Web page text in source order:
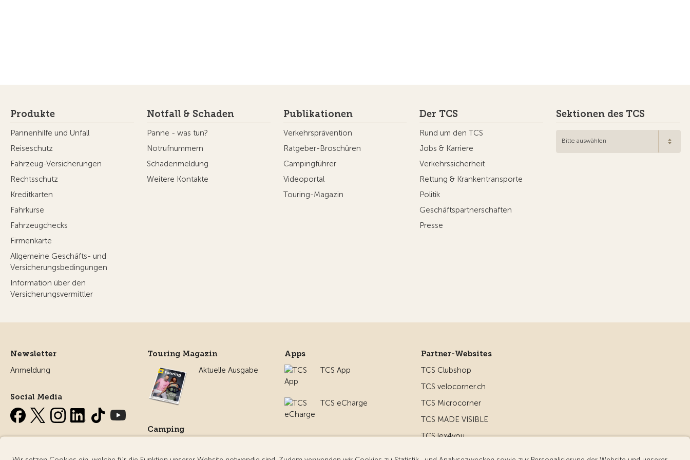
Produkte
Pannenhilfe und Unfall
Reiseschutz
Fahrzeug-Versicherungen
Rechtsschutz
Kreditkarten
Fahrkurse
Fahrzeugchecks
Firmenkarte
Allgemeine Geschäfts- und
Versicherungsbedingungen
Information über den
Versicherungsvermittler
Notfall & Schaden
Panne - was tun?
Notrufnummern
Schadenmeldung
Weitere Kontakte
Publikationen
Verkehrsprävention
Ratgeber-Broschüren
Campingführer
Videoportal
Touring-Magazin
Der TCS
Rund um den TCS
Jobs & Karriere
Verkehrssicherheit
Rettung & Krankentransporte
Politik
Geschäftspartnerschaften
Presse
Sektionen des TCS
Bitte auswählen
Newsletter
Anmeldung
Social Media
Touring Magazin
Aktuelle Ausgabe
Camping
Camping
Apps
TCS App
TCS eCharge
Partner-Websites
TCS Clubshop
TCS velocorner.ch
TCS Microcorner
TCS MADE VISIBLE
TCS lex4you